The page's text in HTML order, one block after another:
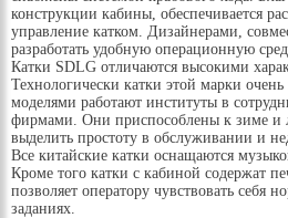
конструкции кабины, обеспечивается
управление катком. Дизайнерами,
разработать удобную операционную
Катки SDLG отличаются высокими
Технологически катки этой марки
моделями работают институты в
фирмами. Они приспособлены к зиме и
выделить простоту в обслуживании и
Все китайские катки оснащаются
Кроме того катки с кабиной содержат
позволяет оператору чувствовать себя
заданиях.